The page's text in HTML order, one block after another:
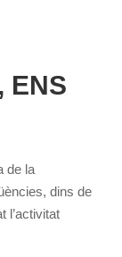
ENS
de la
dins de
l’activitat